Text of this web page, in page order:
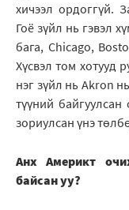
хичээл ордоггүй.
Гоё зүйл нь гэвэл
бага, Chicago,
Хүсвэл том хотууд
нэг зүйл нь Akron
түүний байгуулсан
зориулсан үнэ
Анх Америкт
байсан уу?